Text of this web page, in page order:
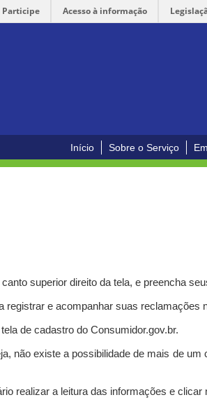
Participe Acesso à informação
Início Sobre o Serviço
superior direito da tela, e preencha
registrar e acompanhar suas reclamações
de cadastro do Consumidor.gov.br.
não existe a possibilidade de mais de
realizar a leitura das informações e clicar